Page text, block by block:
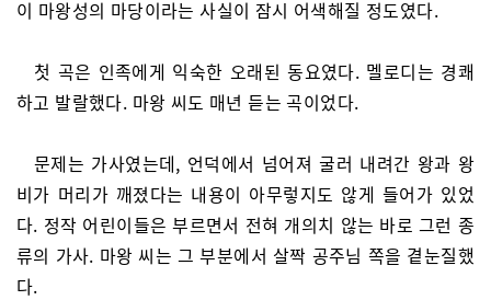
이 마왕성의 마당이라는 사실이 잠시 어색해질 정도였다.
첫 곡은 인족에게 익숙한 오래된 동요였다. 멜로디는 경쾌
하고 발랄했다. 마왕 씨도 매년 듣는 곡이었다.
문제는 가사였는데, 언덕에서 넘어져 굴러 내려간 왕과 왕
비가 머리가 깨졌다는 내용이 아무렇지도 않게 들어가 있었
다. 정작 어린이들은 부르면서 전혀 개의치 않는 바로 그런 종
류의 가사. 마왕 씨는 그 부분에서 살짝 공주님 쪽을 곁눈질했
다.